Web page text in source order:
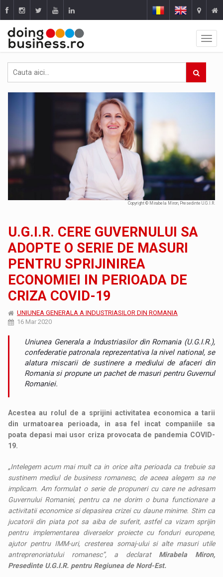
Copyright © Mirabela Miron, Presedinte U.G.I.R.
U.G.I.R. CERE GUVERNULUI SA
ADOPTE O SERIE DE MASURI
PENTRU SPRIJINIREA
ECONOMIEI IN PERIOADA DE
CRIZA COVID-19
UNIUNEA GENERALA A INDUSTRIASILOR DIN ROMANIA
16 Mar 2020
Uniunea Generala a Industriasilor din Romania (U.G.I.R.),
confederatie patronala reprezentativa la nivel national, se
alatura miscarii de sustinere a mediului de afaceri din
Romania si propune un pachet de masuri pentru Guvernul
Romaniei.
Acestea au rolul de a sprijini activitatea economica a tarii
din urmatoarea perioada, in asa fel incat companiile sa
poata depasi mai usor criza provocata de pandemia COVID-
19.
„Intelegem acum mai mult ca in orice alta perioada ca trebuie sa
sustinem mediul de business romanesc, de aceea alegem sa ne
implicam. Am formulat o serie de propuneri cu care ne adresam
Guvernului Romaniei, pentru ca ne dorim o buna functionare a
activitatii economice si depasirea crizei cu daune minime. Stim ca
jucatorii din piata pot sa aiba de suferit, astfel ca vizam sprijin
pentru implementarea diverselor proiecte cu fonduri europene,
ajutor pentru IMM-uri, cresterea somaj-ului si alte masuri utile
antreprenoriatului romanesc”, a declarat Mirabela Miron,
Presedinte U.G.I.R. pentru Regiunea de Nord-Est.